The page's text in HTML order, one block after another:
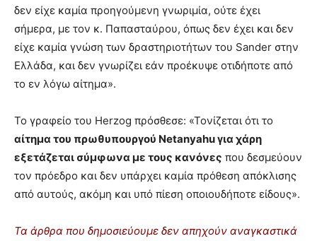
δεν είχε καμία προηγούμενη γνωριμία, ούτε έχει
σήμερα, με τον κ. Παπασταύρου, όπως δεν έχει και δεν
είχε καμία γνώση των δραστηριοτήτων του Sander στην
Ελλάδα, και δεν γνωρίζει εάν προέκυψε οτιδήποτε από
το εν λόγω αίτημα».
Το γραφείο του Herzog πρόσθεσε: «Τονίζεται ότι το
αίτημα του πρωθυπουργού Netanyahu για χάρη
εξετάζεται σύμφωνα με τους κανόνες που δεσμεύουν
τον πρόεδρο και δεν υπάρχει καμία πρόθεση απόκλισης
από αυτούς, ακόμη και υπό πίεση οποιουδήποτε είδους».
Τα άρθρα που δημοσιεύουμε δεν απηχούν αναγκαστικά